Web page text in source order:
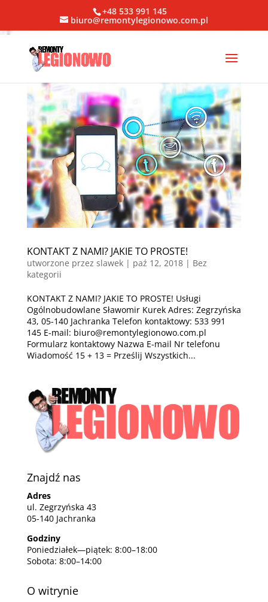
+48 533 991 145
biuro@remontylegionowo.com.pl
KONTAKT Z NAMI? JAKIE TO PROSTE!
utworzone przez slawek| paź 12, 2018| Bez
kategorii
KONTAKT Z NAMI? JAKIE TO PROSTE! Usługi
Ogólnobudowlane Sławomir Kurek Adres: Zegrzyńska
43, 05-140 Jachranka Telefon kontaktowy: 533 991
145 E-mail: biuro@remontylegionowo.com.pl
Formularz kontaktowy Nazwa E-mail Nr telefonu
Wiadomość 15 + 13 = Prześlij Wszystkich...
Znajdź nas
Adres
ul. Zegrzyńska 43
05-140 Jachranka
Godziny
Poniedziałek—piątek: 8:00–18:00
Sobota: 8:00–14:00
O witrynie